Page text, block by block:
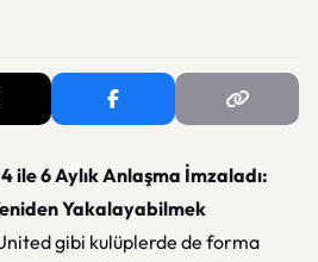
ile 6 Aylık Anlaşma İmzaladı:
Yakalayabilmek
gibi kulüplerde de forma